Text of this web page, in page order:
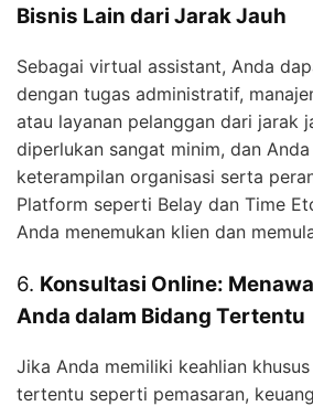
Bisnis Lain dari Jarak Jauh
Sebagai virtual assistant, Anda
dengan tugas administratif,
atau layanan pelanggan dari jarak
diperlukan sangat minim, dan
keterampilan organisasi serta
Platform seperti Belay dan Time
Anda menemukan klien dan
6. Konsultasi Online:
Anda dalam Bidang Tertentu
Jika Anda memiliki keahlian
tertentu seperti pemasaran,